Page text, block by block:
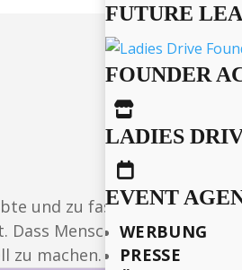
FUTURE
FOUNDER

LADIES

EVENT
WERBUNG
PRESSE
und zu fassen suchte.
Menschen dich nicht
zu machen.